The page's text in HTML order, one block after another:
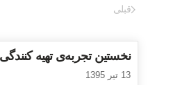
قبلی
نخستین تجربه‌ی تهیه
13 تیر 1395